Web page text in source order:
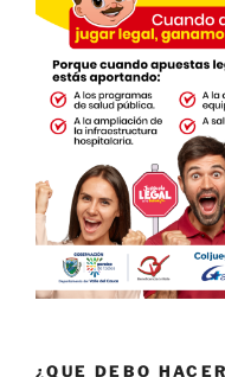
¿QUE DEBO